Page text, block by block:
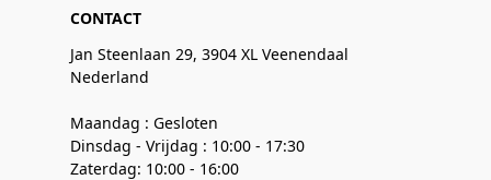
CONTACT
Jan Steenlaan 29, 3904 XL Veenendaal
Nederland
Maandag : Gesloten
Dinsdag - Vrijdag : 10:00 - 17:30
Zaterdag: 10:00 - 16:00